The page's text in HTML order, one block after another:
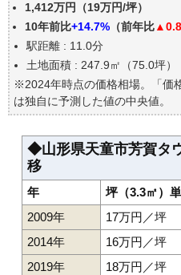
エリアの将来性を人口予
自分の年収でいくらの不
1,412万円（19万円/坪）
10年前比+14.7% （前年比
駅距離 : 11.0分
土地面積 : 247.9㎡（75.0坪）
※2024年時点の価格相場。「価
は独自に予測した値の中央値。
◆山形県天童市芳賀タ
移
年
坪（3.3㎡）
2009年
17万円／坪
2014年
16万円／坪
2019年
18万円／坪